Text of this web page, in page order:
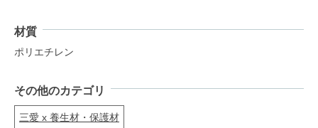
材質
ポリエチレン
その他のカテゴリ
三愛 x 養生材・保護材